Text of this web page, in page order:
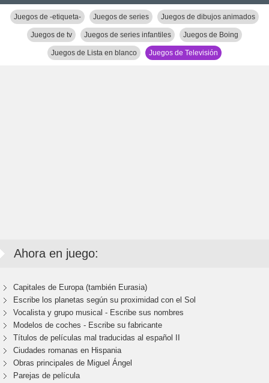
Juegos de -etiqueta- Juegos de series Juegos de dibujos animados
Juegos de tv Juegos de series infantiles Juegos de Boing
Juegos de Lista en blanco Juegos de Televisión
Ahora en juego:
Capitales de Europa (también Eurasia)
Escribe los planetas según su proximidad con el Sol
Vocalista y grupo musical - Escribe sus nombres
Modelos de coches - Escribe su fabricante
Títulos de películas mal traducidas al español II
Ciudades romanas en Hispania
Obras principales de Miguel Ángel
Parejas de película